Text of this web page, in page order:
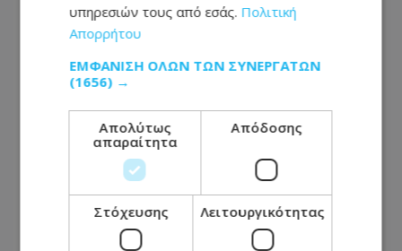
Στο Γκίνες μία Ινδή που έχει τα
μακρύτερα μαλλιά στον πλανήτη –
Αγγίζουν τα 3 μέτρα
υπηρεσιών τους από εσάς. Πολιτική
Απορρήτου
ΕΜΦΆΝΙΣΗ ΌΛΩΝ ΤΩΝ ΣΥΝΕΡΓΑΤΏΝ
(1656) →
Απολύτως
απαραίτητα
Απόδοσης
Στόχευσης Λειτουργικότητας